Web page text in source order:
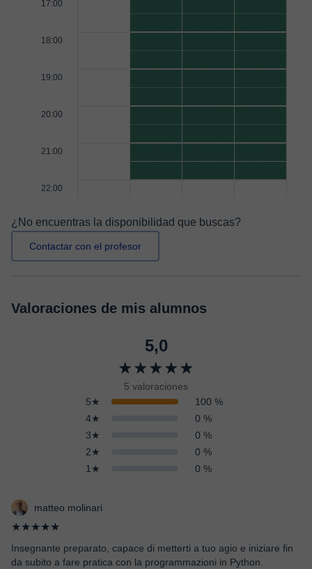
17:00
18:00
19:00
20:00
21:00
22:00
¿No encuentras la disponibilidad que buscas?
Contactar con el profesor
Valoraciones de mis alumnos
5,0
★★★★★
5 valoraciones
5★
100 %
4★
0 %
3★
0 %
2★
0 %
1★
0 %
matteo molinari
★★★★★
Insegnante preparato, capace di metterti a tuo agio e iniziare fin
da subito a fare pratica con la programmazioni in Python.